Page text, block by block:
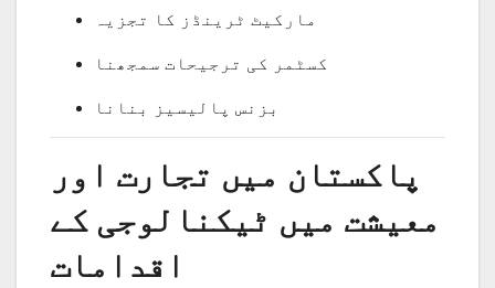
مارکیٹ ٹرینڈز کا تجزیہ
کسٹمر کی ترجیحات سمجھنا
بزنس پالیسیز بنانا
پاکستان میں تجارت اور
معیشت میں ٹیکنالوجی کے
اقدامات